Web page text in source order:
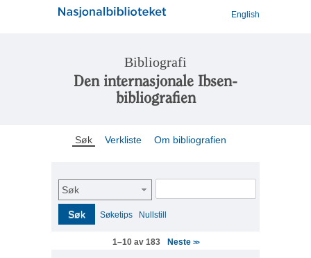
English
Bibliografi
Den internasjonale Ibsen-
bibliografien
Søk Verkliste Om bibliografien
Søk
Søk Søketips Nullstill
1–10 av 183 Neste >>